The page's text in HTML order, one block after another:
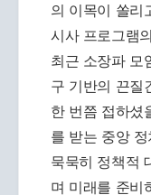
의 이목이 쏠리
시사 프로그램
최근 소장파 모
구 기반의 끈질
한 번쯤 접하셨
를 받는 중앙
묵묵히 정책적
며 미래를 준비